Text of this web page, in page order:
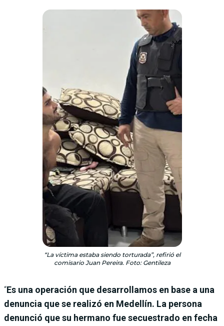
“La víctima estaba siendo torturada”, refirió el
comisario Juan Pereira. Foto: Gentileza
“Es una operación que desarrollamos en base a una
denuncia que se realizó en Medellín. La persona
denunció que su hermano fue secuestrado en fecha